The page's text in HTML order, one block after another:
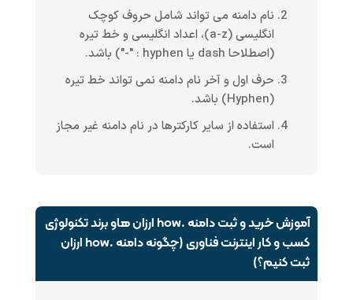
نام دامنه می تواند شامل حروف کوچک
انگلیسی (a-z)، اعداد انگلیسی و خط تیره
(اصطلاحا dash یا hyphen : "-") باشد.
حرف اول و آخر نام دامنه نمی تواند خط تیره
(Hyphen) باشد.
استفاده از سایر کارکترها در نام دامنه غیر مجاز
است.
آموزش خرید و ثبت دامنه .how ارزان هاو برند تکنولوژی
کسب و کار اینترنت فناوری (چگونه دامنه .how ارزان
ثبت کنیم؟)